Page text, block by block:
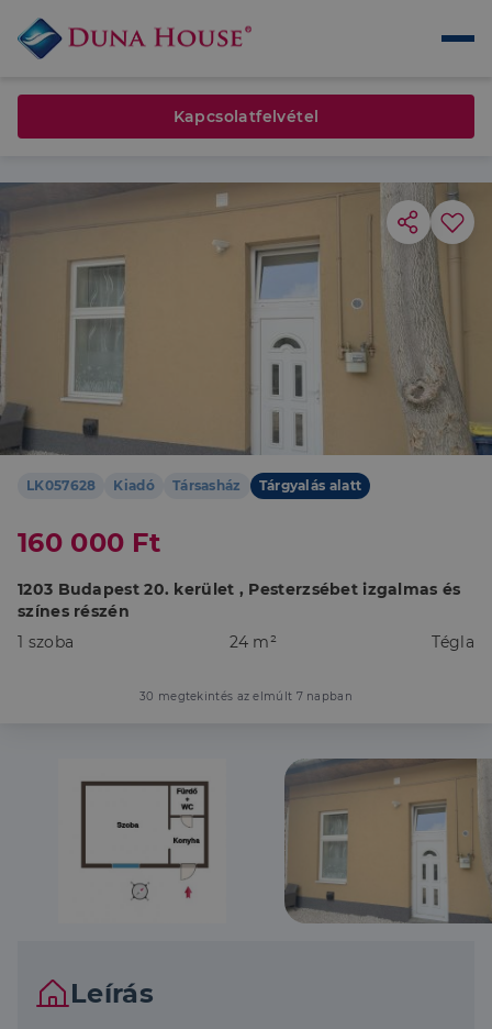
LK057628 Kiadó Társasház Tárgyalás alatt
160 000 Ft
1203 Budapest 20. kerület , Pesterzsébet izgalmas és
színes részén
1 szoba
24 m² Tégla
30 megtekintés az elmúlt 7 napban
Leírás
Kapcsolatfelvétel